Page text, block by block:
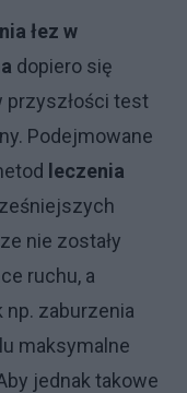
łez w
dopiero się
przyszłości test
Podejmowane
leczenia
nie zostały
ruchu, a
np. zaburzenia
maksymalne
jednak takowe